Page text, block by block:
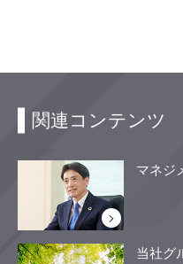
関連コンテンツ
マネジ
当社グ